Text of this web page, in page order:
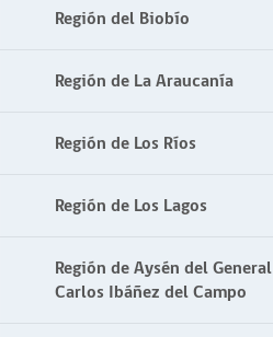
Región del Biobío
Región de La Araucanía
Región de Los Ríos
Región de Los Lagos
Región de Aysén del General
Carlos Ibáñez del Campo